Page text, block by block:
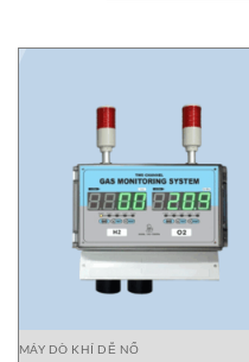
MÁY DÒ KHÍ DỄ NỔ